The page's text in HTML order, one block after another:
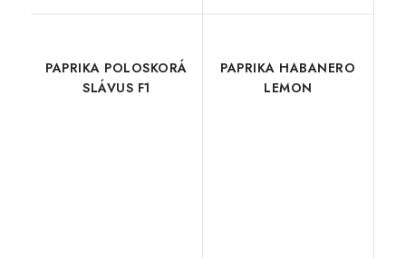
PAPRIKA POLOSKORÁ
SLÁVUS F1
PAPRIKA HABANERO
LEMON